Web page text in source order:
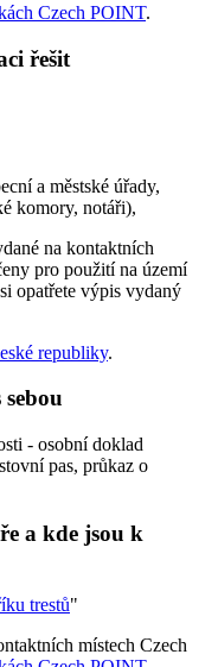
Czech POINT.
řešit
a městské úřady,
komory, notáři),
na kontaktních
pro použití na území
opatřete výpis vydaný
republiky.
- osobní doklad
pas, průkaz o
a kde jsou k
trestů"
místech Czech